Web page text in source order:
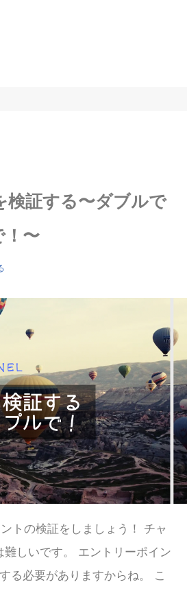
検証する〜ダブルで
！〜
トの検証をしましょう！ チャ
しいです。 エントリーポイン
る必要がありますからね。 こ